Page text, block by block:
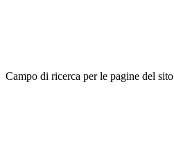
Campo di ricerca per le pagine del sito